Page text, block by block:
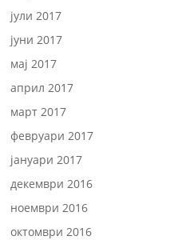
јули 2017
јуни 2017
мај 2017
април 2017
март 2017
февруари 2017
јануари 2017
декември 2016
ноември 2016
октомври 2016